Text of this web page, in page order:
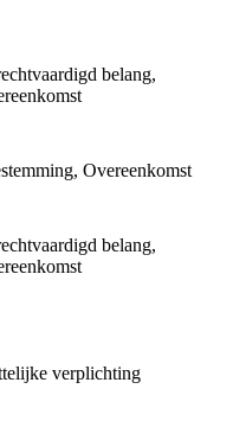
belang,
Overeenkomst
belang,
verplichting